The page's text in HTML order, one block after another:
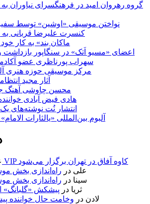
گروه رهروان امید در فرهنگسرای نیاوران
نواختن موسیقی «اوشین» توسط
کنسرت علیرضا قربانی به
«ماکان بند» به کار
اعضای «مسیو اَتک» در سنگاپور بازداشت
سهراب پورناظری عضو
مرکز موسیقی حوزه هنری
آثار مجید
محسن چاوشی آهنگ
هادی فیض آبادی
انتشار نُت نوشته‌های
آلبوم بین‌المللی «یالثارات
کنسرت VIP کاوه آفاق در تهران برگزار می‌شود
علی در راه‌اندازی بخش
سینا در راه‌اندازی بخش
ثریا در پیشکش «گلبانگ»
لادن در وخامت حال خواننده